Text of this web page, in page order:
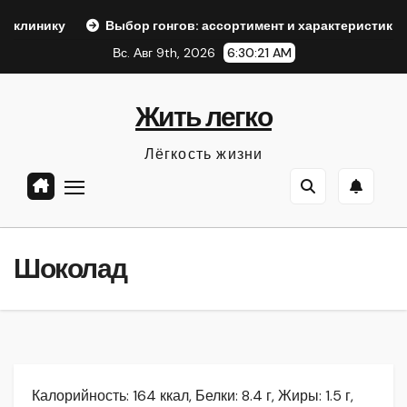
Выбор гонгов: ассортимент и характеристики
Вс. Авг 9th, 2026
6:30:22 AM
Жить легко
Лёгкость жизни
Шоколад
Калорийность: 164 ккал, Белки: 8.4 г, Жиры: 1.5 г,